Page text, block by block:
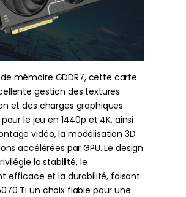
de mémoire GDDR7, cette carte
gestion des textures
et des charges graphiques
le jeu en 1440p et 4K, ainsi
vidéo, la modélisation 3D
accélérées par GPU. Le design
la stabilité, le
efficace et la durabilité, faisant
Ti un choix fiable pour une